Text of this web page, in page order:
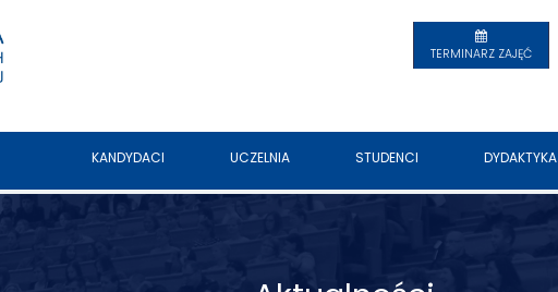
TERMINARZ ZAJĘĆ
KANDYDACI UCZELNIA STUDENCI DYDAKTYKA